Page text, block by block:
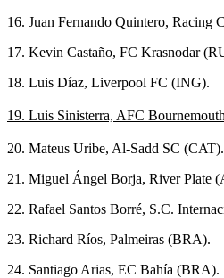
16. Juan Fernando Quintero, Racing
17. Kevin Castaño, FC Krasnodar
18. Luis Díaz, Liverpool FC (ING).
19. Luis Sinisterra, AFC
20. Mateus Uribe, Al-Sadd SC (CAT).
21. Miguel Ángel Borja, River Plate
22. Rafael Santos Borré, S.C.
23. Richard Ríos, Palmeiras (BRA).
24. Santiago Arias, EC Bahía (BRA).